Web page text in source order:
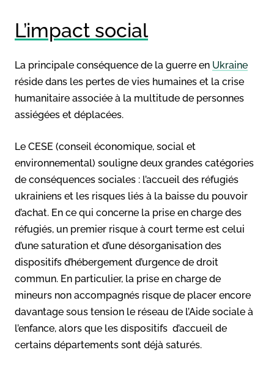
L’impact social
La principale conséquence de la guerre en Ukraine
réside dans les pertes de vies humaines et la crise
humanitaire associée à la multitude de personnes
assiégées et déplacées.
Le CESE (conseil économique, social et
environnemental) souligne deux grandes catégories
de conséquences sociales : l’accueil des réfugiés
ukrainiens et les risques liés à la baisse du pouvoir
d’achat. En ce qui concerne la prise en charge des
réfugiés, un premier risque à court terme est celui
d’une saturation et d’une désorganisation des
dispositifs d’hébergement d’urgence de droit
commun. En particulier, la prise en charge de
mineurs non accompagnés risque de placer encore
davantage sous tension le réseau de l’Aide sociale à
l’enfance, alors que les dispositifs d’accueil de
certains départements sont déjà saturés.